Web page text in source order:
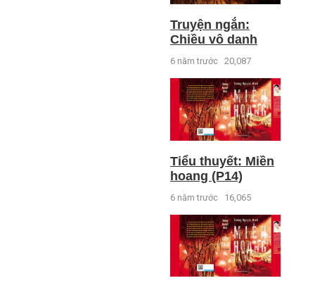
Truyện ngắn:
Chiều vô danh
6 năm trước 20,087
Tiểu thuyết: Miền
hoang (P14)
6 năm trước 16,065